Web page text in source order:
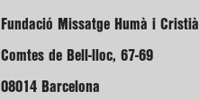
Fundació Missatge Humà i Cristià
Comtes de Bell-lloc, 67-69
08014 Barcelona